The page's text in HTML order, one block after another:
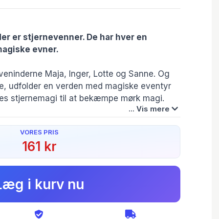
Serie:
er stjernevenner. De har hver en
evner.
Maja, Inger, Lotte og Sanne. Og
udfolder en verden med magiske eventyr
stjernemagi til at bekæmpe mørk magi.
problemer som jalousi og spænding,
og ukendte kræfter. Det er uhygge på den
passer rigtig fint til historien. Bogen
varmt til både PLC og
... Vis mere
VORES PRIS
161 kr
i kurv nu